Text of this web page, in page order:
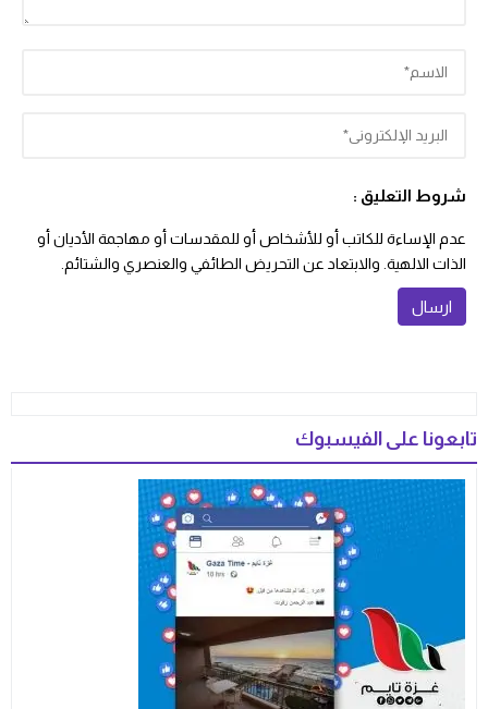
شروط التعليق :
عدم الإساءة للكاتب أو للأشخاص أو للمقدسات أو مهاجمة الأديان أو
الذات الالهية. والابتعاد عن التحريض الطائفي والعنصري والشتائم.
تابعونا على الفيسبوك